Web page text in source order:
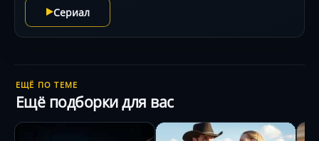
Сериал
ЕЩЁ ПО ТЕМЕ
Ещё подборки для вас